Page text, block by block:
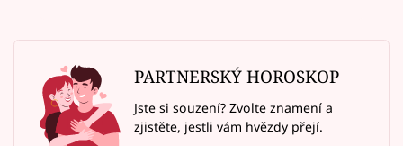
PARTNERSKÝ HOROSKOP
Jste si souzení? Zvolte znamení a
zjistěte, jestli vám hvězdy přejí.